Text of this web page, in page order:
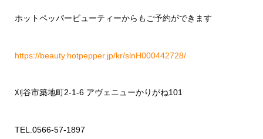
ホットペッパービューティーからもご予約ができます
https://beauty.hotpepper.jp/kr/slnH000442728/
刈谷市築地町2-1-6 アヴェニューかりがね101
TEL.0566-57-1897